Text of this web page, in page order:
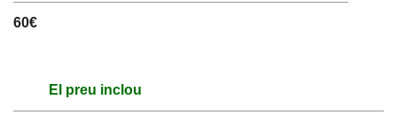
60€
El preu inclou